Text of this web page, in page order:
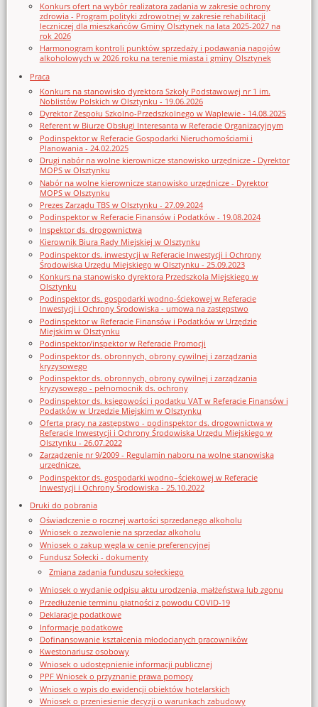
Konkurs ofert na wybór realizatora zadania w zakresie ochrony
zdrowia - Program polityki zdrowotnej w zakresie rehabilitacji
leczniczej dla mieszkańców Gminy Olsztynek na lata 2025-2027 na
rok 2026
Harmonogram kontroli punktów sprzedaży i podawania napojów
alkoholowych w 2026 roku na terenie miasta i gminy Olsztynek
Praca
Konkurs na stanowisko dyrektora Szkoły Podstawowej nr 1 im.
Noblistów Polskich w Olsztynku - 19.06.2026
Dyrektor Zespołu Szkolno-Przedszkolnego w Waplewie - 14.08.2025
Referent w Biurze Obsługi Interesanta w Referacie Organizacyjnym
Podinspektor w Referacie Gospodarki Nieruchomościami i
Planowania - 24.02.2025
Drugi nabór na wolne kierownicze stanowisko urzędnicze - Dyrektor
MOPS w Olsztynku
Nabór na wolne kierownicze stanowisko urzędnicze - Dyrektor
MOPS w Olsztynku
Prezes Zarządu TBS w Olsztynku - 27.09.2024
Podinspektor w Referacie Finansów i Podatków - 19.08.2024
Inspektor ds. drogownictwa
Kierownik Biura Rady Miejskiej w Olsztynku
Podinspektor ds. inwestycji w Referacie Inwestycji i Ochrony
Środowiska Urzędu Miejskiego w Olsztynku - 25.09.2023
Konkurs na stanowisko dyrektora Przedszkola Miejskiego w
Olsztynku
Podinspektor ds. gospodarki wodno-ściekowej w Referacie
Inwestycji i Ochrony Środowiska - umowa na zastępstwo
Podinspektor w Referacie Finansów i Podatków w Urzędzie
Miejskim w Olsztynku
Podinspektor/inspektor w Referacie Promocji
Podinspektor ds. obronnych, obrony cywilnej i zarządzania
kryzysowego
Podinspektor ds. obronnych, obrony cywilnej i zarządzania
kryzysowego - pełnomocnik ds. ochrony
Podinspektor ds. księgowości i podatku VAT w Referacie Finansów i
Podatków w Urzędzie Miejskim w Olsztynku
Oferta pracy na zastępstwo - podinspektor ds. drogownictwa w
Referacie Inwestycji i Ochrony Środowiska Urzędu Miejskiego w
Olsztynku - 26.07.2022
Zarządzenie nr 9/2009 - Regulamin naboru na wolne stanowiska
urzędnicze.
Podinspektor ds. gospodarki wodno–ściekowej w Referacie
Inwestycji i Ochrony Środowiska - 25.10.2022
Druki do pobrania
Oświadczenie o rocznej wartości sprzedanego alkoholu
Wniosek o zezwolenie na sprzedaz alkoholu
Wniosek o zakup węgla w cenie preferencyjnej
Fundusz Sołecki - dokumenty
Zmiana zadania funduszu sołeckiego
Wniosek o wydanie odpisu aktu urodzenia, małżeństwa lub zgonu
Przedłużenie terminu płatności z powodu COVID-19
Deklaracje podatkowe
Informacje podatkowe
Dofinansowanie kształcenia młodocianych pracowników
Kwestonariusz osobowy
Wniosek o udostępnienie informacji publicznej
PPF Wniosek o przyznanie prawa pomocy
Wniosek o wpis do ewidencji obiektów hotelarskich
Wniosek o przeniesienie decyzji o warunkach zabudowy